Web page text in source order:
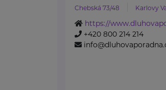
Chebská 73/48 Karlovy
https://
+420 800 214 214